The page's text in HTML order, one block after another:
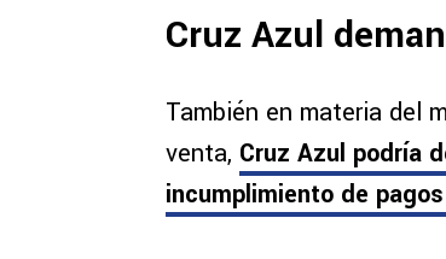
Cruz Azul
También en materia del
venta, Cruz Azul podría
incumplimiento de